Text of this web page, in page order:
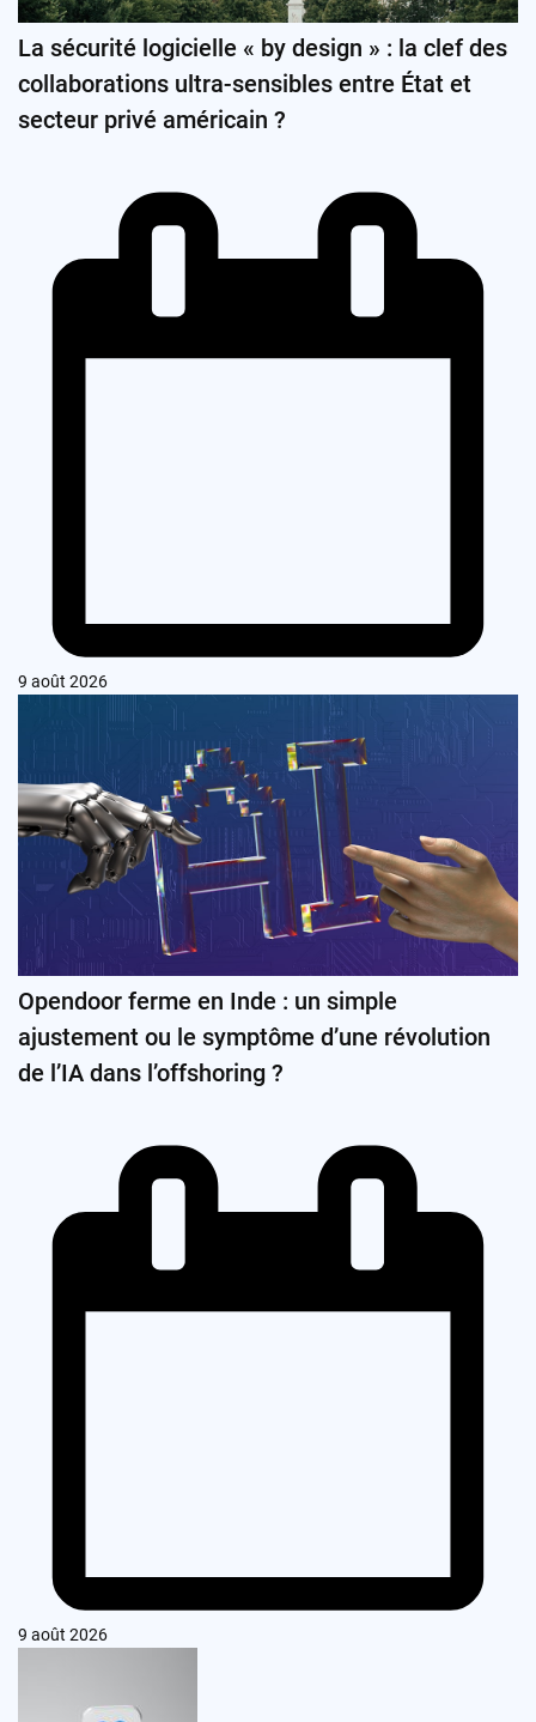
La sécurité logicielle « by design » : la clef des
collaborations ultra-sensibles entre État et
secteur privé américain ?
9 août 2026
Opendoor ferme en Inde : un simple
ajustement ou le symptôme d’une révolution
de l’IA dans l’offshoring ?
9 août 2026